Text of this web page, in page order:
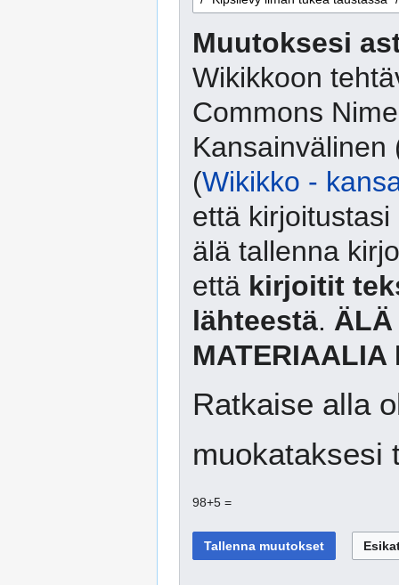
Muutoksesi
Wikikkoon
Commons
Kansainvälinen
(Wikikko -
että
älä tallenna
että kirjoitit
lähteestä. ÄLÄ
MATERIAALIA
Ratkaise alla
muokataksesi
98+5 =